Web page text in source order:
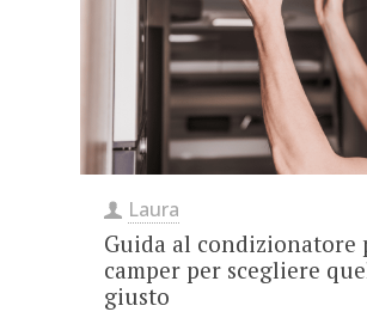
Laura
Guida al condizionatore
camper per scegliere
giusto